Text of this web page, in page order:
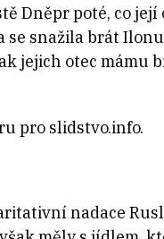
Dněpr poté, co
snažila brát
jejich otec mámu
pro slidstvo.info.
nadace